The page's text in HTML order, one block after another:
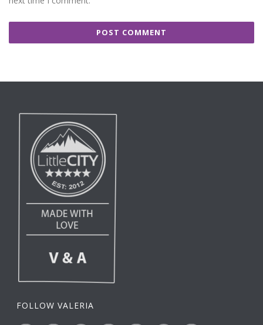
FOLLOW VALERIA